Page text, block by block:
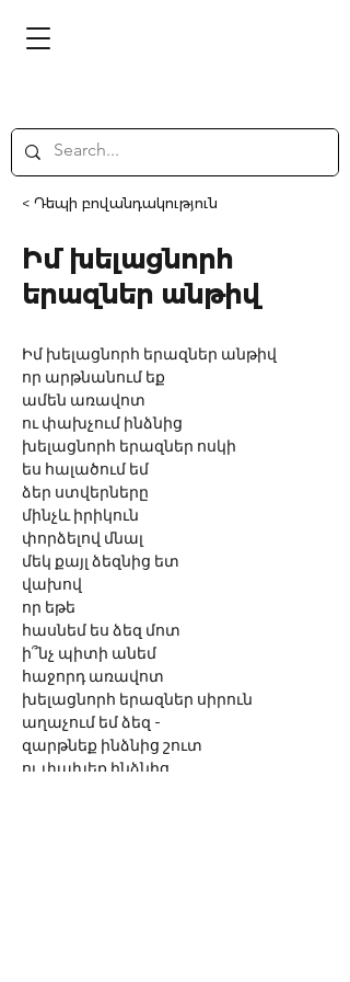
< Դեպի բովանդակություն
Իմ խելացնորհ
երազներ անթիվ
Իմ խելացնորհ երազներ անթիվ
որ արթնանում եք
ամեն առավոտ
ու փախչում ինձնից
խելացնորհ երազներ ոսկի
ես հալածում եմ
ձեր ստվերները
մինչև իրիկուն
փորձելով մնալ
մեկ քայլ ձեզնից ետ
վախով
որ եթե
հասնեմ ես ձեզ մոտ
ի՞նչ պիտի անեմ
հաջորդ առավոտ
խելացնորհ երազներ սիրուն
աղաչում եմ ձեզ -
զարթնեք ինձնից շուտ
ու փախեք ինձնից